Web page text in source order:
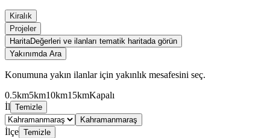
Kiralık
Projeler
HaritaDeğerleri ve ilanları tematik haritada görün
Yakınımda Ara
Konumuna yakın ilanlar için yakınlık mesafesini seç.
0.5km5km10km15kmKapalı
İl Temizle
Kahramanmaraş
İlçe Temizle